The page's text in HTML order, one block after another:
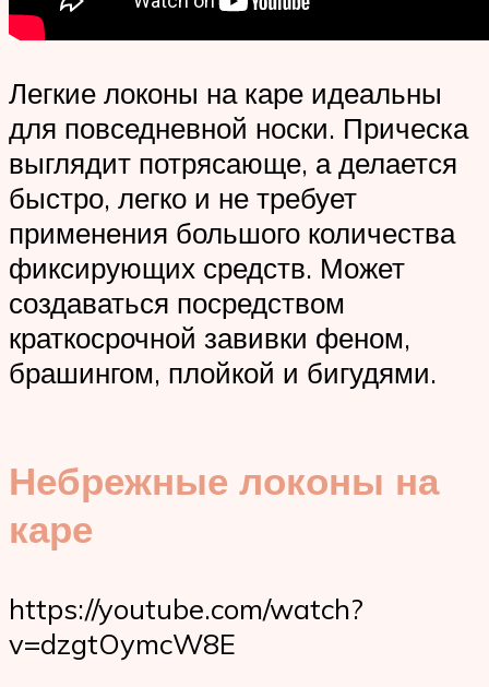
Легкие локоны на каре идеальны
для повседневной носки. Прическа
выглядит потрясающе, а делается
быстро, легко и не требует
применения большого количества
фиксирующих средств. Может
создаваться посредством
краткосрочной завивки феном,
брашингом, плойкой и бигудями.
Небрежные локоны на
каре
https://youtube.com/watch?
v=dzgtOymcW8E